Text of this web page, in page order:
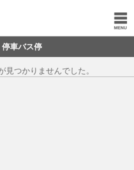
停車バス停
見つかりませんでした。